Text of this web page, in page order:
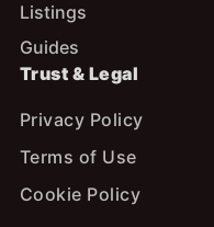
Listings
Guides
Trust & Legal
Privacy Policy
Terms of Use
Cookie Policy